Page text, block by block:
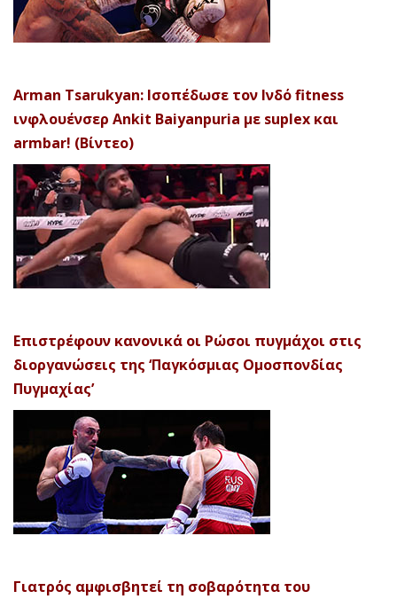
Arman Tsarukyan: Ισοπέδωσε τον Ινδό fitness
ινφλουένσερ Ankit Baiyanpuria με suplex και
armbar! (Βίντεο)
Επιστρέφουν κανονικά οι Ρώσοι πυγμάχοι στις
διοργανώσεις της ‘Παγκόσμιας Ομοσπονδίας
Πυγμαχίας’
Γιατρός αμφισβητεί τη σοβαρότητα του